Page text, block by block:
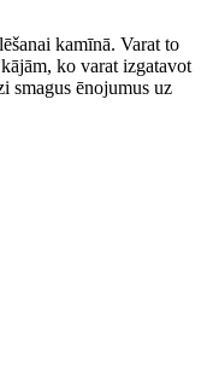
kamīnā. Varat to
ko varat izgatavot
smagus ēnojumus uz